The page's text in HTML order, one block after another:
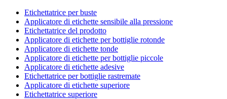
Etichettatrice per buste
Applicatore di etichette sensibile alla pressione
Etichettatrice del prodotto
Applicatore di etichette per bottiglie rotonde
Applicatore di etichette tonde
Applicatore di etichette per bottiglie piccole
Applicatore di etichette adesive
Etichettatrice per bottiglie rastremate
Applicatore di etichette superiore
Etichettatrice superiore